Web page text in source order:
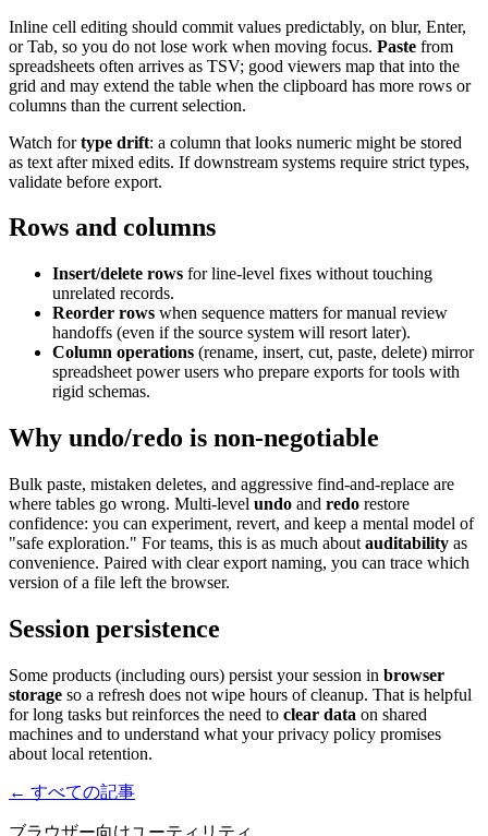
Inline cell editing should commit values predictably, on blur, Enter,
or Tab, so you do not lose work when moving focus. Paste from
spreadsheets often arrives as TSV; good viewers map that into the
grid and may extend the table when the clipboard has more rows or
columns than the current selection.
Watch fortype drift: a column that looks numeric might be stored
as text after mixed edits. If downstream systems require strict types,
validate before export.
Rows and columns
Insert/delete rows for line-level fixes without touching
unrelated records.
Reorder rows when sequence matters for manual review
handoffs (even if the source system will resort later).
Column operations (rename, insert, cut, paste, delete) mirror
spreadsheet power users who prepare exports for tools with
rigid schemas.
Why undo/redo is non-negotiable
Bulk paste, mistaken deletes, and aggressive find-and-replace are
where tables go wrong. Multi-level undo and redo restore
confidence: you can experiment, revert, and keep a mental model of
"safe exploration." For teams, this is as much about auditability as
convenience. Paired with clear export naming, you can trace which
version of a file left the browser.
Session persistence
Some products (including ours) persist your session in browser
storage so a refresh does not wipe hours of cleanup. That is helpful
for long tasks but reinforces the need to clear data on shared
machines and to understand what your privacy policy promises
about local retention.
← すべての記事
ブラウザー向けユーティリティ